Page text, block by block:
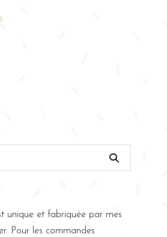
unique et fabriquée par mes
Pour les commandes